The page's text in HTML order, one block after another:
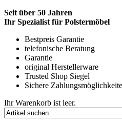
Seit über 50 Jahren
Ihr Spezialist für Polstermöbel
Bestpreis Garantie
telefonische Beratung
Garantie
original Herstellerware
Trusted Shop Siegel
Sichere
Ihr Warenkorb ist leer.